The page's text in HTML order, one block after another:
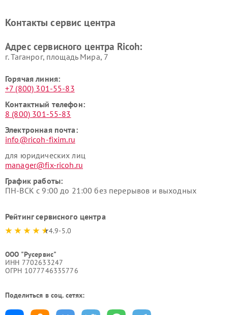
Контакты сервис центра
Адрес сервисного центра Ricoh:
г. Таганрог, площадь Мира, 7
Горячая линия:
+7 (800) 301-55-83
Контактный телефон:
8 (800) 301-55-83
Электронная почта:
info@ricoh-fixim.ru
для юридических лиц
manager@fix-ricoh.ru
График работы:
ПН-ВСК с 9:00 до 21:00 без перерывов и выходных
Рейтинг сервисного центра
4.9-5.0
ООО "Русервис"
ИНН 7702633247
ОГРН 1077746335776
Поделиться в соц. сетях: